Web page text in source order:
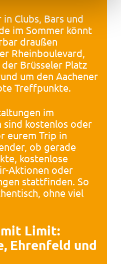
Clubs, Bars und
im Sommer könnt
draußen
Rheinboulevard,
Brüsseler Platz
um den Aachener
Treffpunkte.
im
kostenlos oder
eurem Trip in
ob gerade
kostenlose
Aktionen oder
stattfinden. So
ohne viel
mit Limit:
Ehrenfeld und